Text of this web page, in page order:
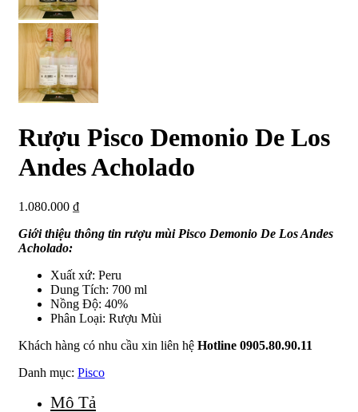
Rượu Pisco Demonio De Los
Andes Acholado
1.080.000 ₫
Giới thiệu thông tin rượu mùi Pisco Demonio De Los Andes
Acholado:
Xuất xứ: Peru
Dung Tích: 700 ml
Nồng Độ: 40%
Phân Loại: Rượu Mùi
Khách hàng có nhu cầu xin liên hệ Hotline 0905.80.90.11
Danh mục: Pisco
Mô Tả